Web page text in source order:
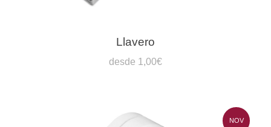
Llavero
desde 1,00€
NOV